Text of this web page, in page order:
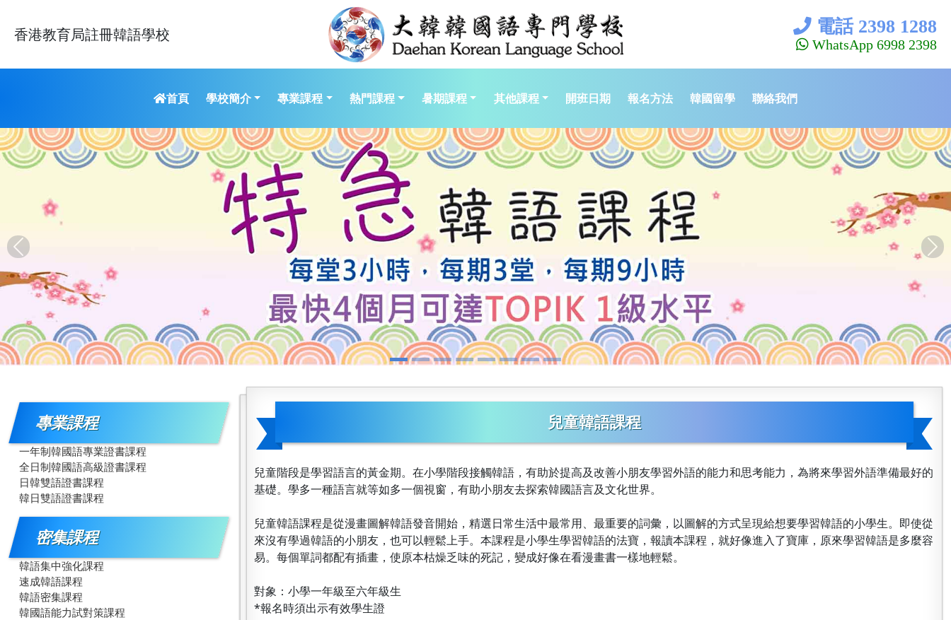
香港教育局註冊韓語學校 電話 2398 1288
WhatsApp 6998 2398
首頁 學校簡介 專業課程 熱門課程 暑期課程 其他課程 開班日期 報名方法 韓國留學 聯絡我們
專業課程
一年制韓國語專業證書課程
全日制韓國語高級證書課程
日韓雙語證書課程
韓日雙語證書課程
密集課程
韓語集中強化課程
速成韓語課程
韓語密集課程
韓國語能力試對策課程
兒童韓語課程
兒童階段是學習語言的黃金期。在小學階段接觸韓語，有助於提高及改善小朋友學習外語的能力和思考能力，為將來學習外語準備最好的
基礎。學多一種語言就等如多一個視窗，有助小朋友去探索韓國語言及文化世界。
兒童韓語課程是從漫畫圖解韓語發音開始，精選日常生活中最常用、最重要的詞彙，以圖解的方式呈現給想要學習韓語的小學生。即使從
來沒有學過韓語的小朋友，也可以輕鬆上手。本課程是小學生學習韓語的法寶，報讀本課程，就好像進入了寶庫，原來學習韓語是多麼容
易。每個單詞都配有插畫，使原本枯燥乏味的死記，變成好像在看漫畫書一樣地輕鬆。
對象：小學一年級至六年級生
*報名時須出示有效學生證